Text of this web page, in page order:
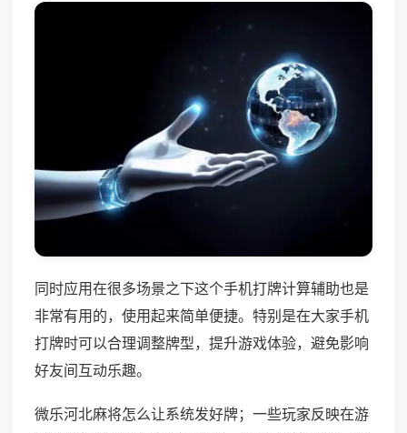
同时应用在很多场景之下这个手机打牌计算辅助也是
非常有用的，使用起来简单便捷。特别是在大家手机
打牌时可以合理调整牌型，提升游戏体验，避免影响
好友间互动乐趣。
微乐河北麻将怎么让系统发好牌；一些玩家反映在游